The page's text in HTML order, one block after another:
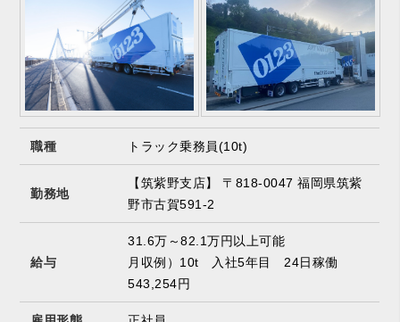
職種 トラック乗務員(10t)
勤務地
【筑紫野支店】 〒818-0047 福岡県筑紫
野市古賀591-2
給与
31.6万～82.1万円以上可能
月収例）10t 入社5年目 24日稼働
543,254円